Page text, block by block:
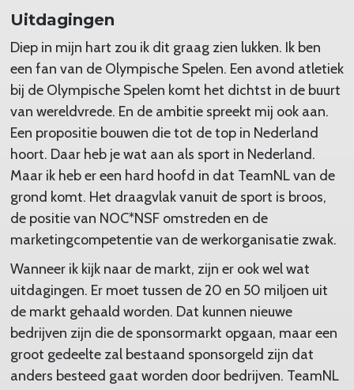
Uitdagingen
Diep in mijn hart zou ik dit graag zien lukken. Ik ben
een fan van de Olympische Spelen. Een avond atletiek
bij de Olympische Spelen komt het dichtst in de buurt
van wereldvrede. En de ambitie spreekt mij ook aan.
Een propositie bouwen die tot de top in Nederland
hoort. Daar heb je wat aan als sport in Nederland.
Maar ik heb er een hard hoofd in dat TeamNL van de
grond komt. Het draagvlak vanuit de sport is broos,
de positie van NOC*NSF omstreden en de
marketingcompetentie van de werkorganisatie zwak.
Wanneer ik kijk naar de markt, zijn er ook wel wat
uitdagingen. Er moet tussen de 20 en 50 miljoen uit
de markt gehaald worden. Dat kunnen nieuwe
bedrijven zijn die de sponsormarkt opgaan, maar een
groot gedeelte zal bestaand sponsorgeld zijn dat
anders besteed gaat worden door bedrijven. TeamNL